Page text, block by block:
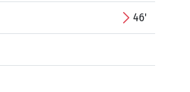
46'